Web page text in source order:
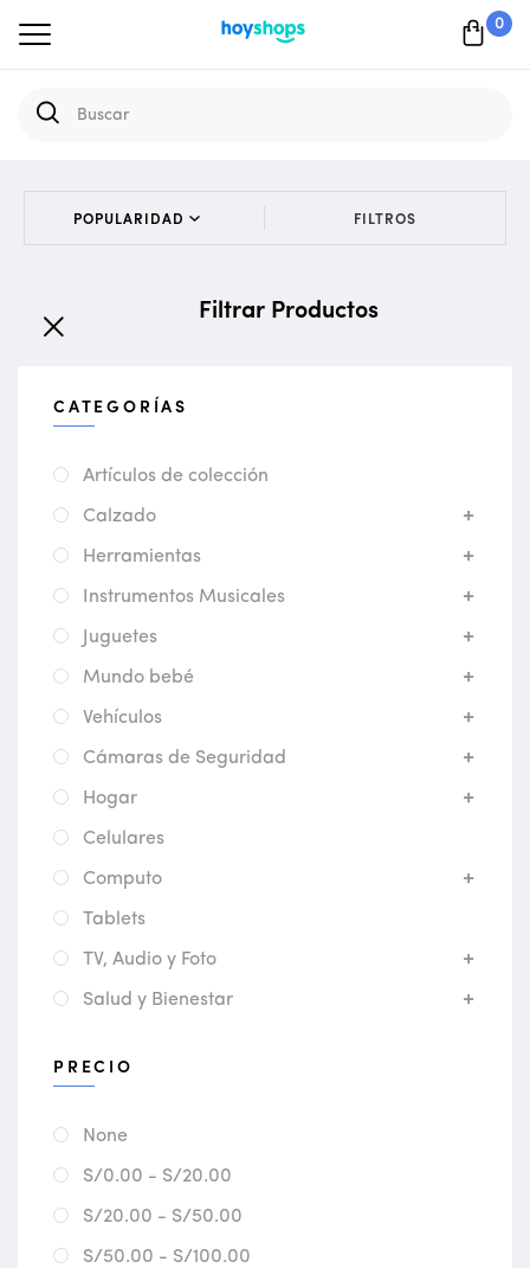
0
FILTROS
Filtrar Productos
CATEGORÍAS
Artículos de colección
Calzado
Herramientas
Instrumentos Musicales
Juguetes
Mundo bebé
Vehículos
Cámaras de Seguridad
Hogar
Celulares
Computo
Tablets
TV, Audio y Foto
Salud y Bienestar
PRECIO
None
S/0.00 - S/20.00
S/20.00 - S/50.00
S/50.00 - S/100.00